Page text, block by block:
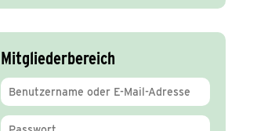
Mitgliederbereich